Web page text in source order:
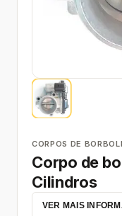
CORPOS DE
Corpo de
Cilindros
VER MAIS